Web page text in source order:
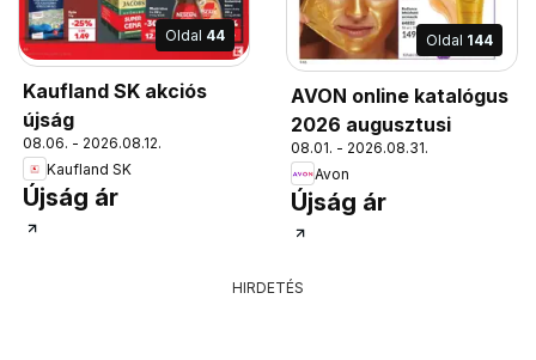
Oldal 44
Kaufland SK akciós
újság
08.06. - 2026.08.12.
Kaufland SK
Újság ár
Oldal 144
AVON online katalógus
2026 augusztusi
08.01. - 2026.08.31.
Avon
Újság ár
HIRDETÉS